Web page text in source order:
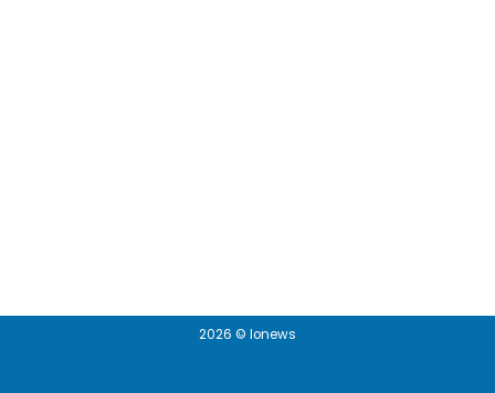
2026 © Ionews